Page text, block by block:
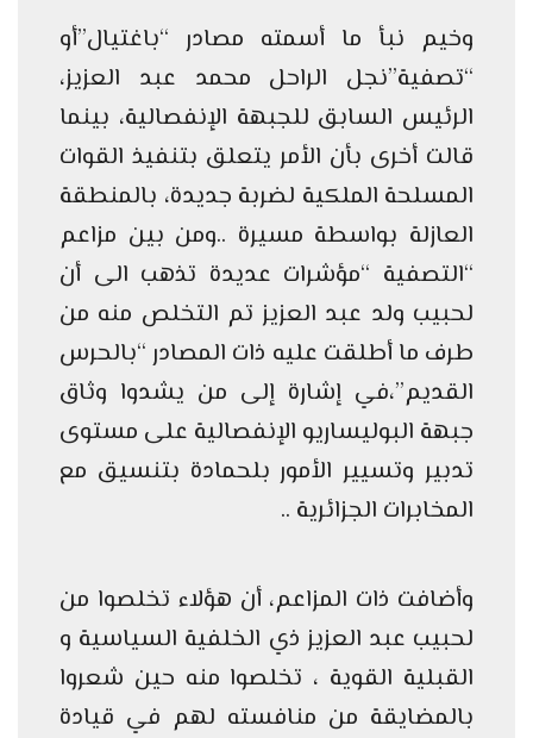
وخيم نبأ ما أسمته مصادر “باغتيال”أو
“تصفية”نجل الراحل محمد عبد العزيز،
الرئيس السابق للجبهة الإنفصالية، بينما
قالت أخرى بأن الأمر يتعلق بتنفيذ القوات
المسلحة الملكية لضربة جديدة، بالمنطقة
العازلة بواسطة مسيرة ..ومن بين مزاعم
“التصفية “مؤشرات عديدة تذهب الى أن
لحبيب ولد عبد العزيز تم التخلص منه من
طرف ما أطلقت عليه ذات المصادر “بالحرس
القديم”،في إشارة إلى من يشدوا وثاق
جبهة البوليساريو الإنفصالية على مستوى
تدبير وتسيير الأمور بلحمادة بتنسيق مع
المخابرات الجزائرية ..
وأضافت ذات المزاعم، أن هؤلاء تخلصوا من
لحبيب عبد العزيز ذي الخلفية السياسية و
القبلية القوية ، تخلصوا منه حين شعروا
بالمضايقة من منافسته لهم في قيادة